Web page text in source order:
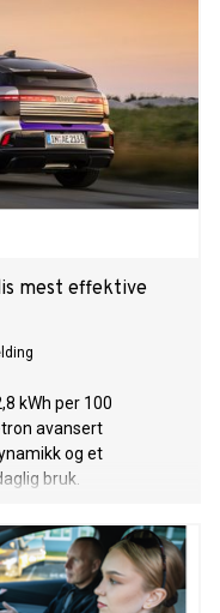
mest effektive
kWh per 100
avansert
og et
bruk.